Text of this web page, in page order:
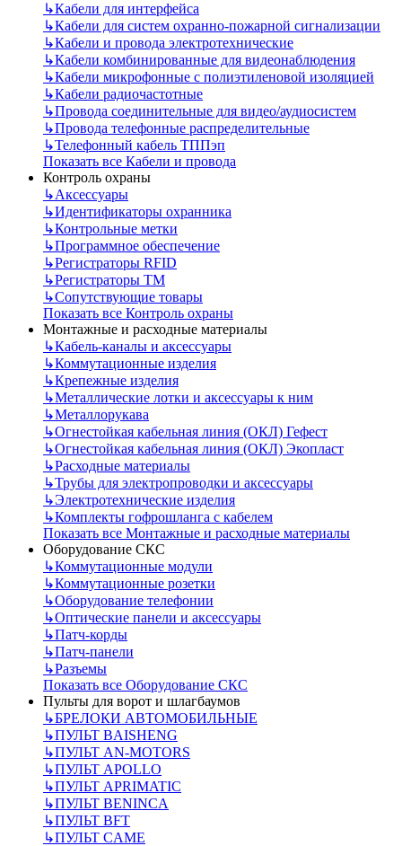
↳Кабели для интерфейса
↳Кабели для систем охранно-пожарной сигнализации
↳Кабели и провода электротехнические
↳Кабели комбинированные для видеонаблюдения
↳Кабели микрофонные с полиэтиленовой изоляцией
↳Кабели радиочастотные
↳Провода соединительные для видео/аудиосистем
↳Провода телефонные распределительные
↳Телефонный кабель ТППэп
Показать все Кабели и провода
Контроль охраны
↳Аксессуары
↳Идентификаторы охранника
↳Контрольные метки
↳Программное обеспечение
↳Регистраторы RFID
↳Регистраторы ТМ
↳Сопутствующие товары
Показать все Контроль охраны
Монтажные и расходные материалы
↳Кабель-каналы и аксессуары
↳Коммутационные изделия
↳Крепежные изделия
↳Металлические лотки и аксессуары к ним
↳Металлорукава
↳Огнестойкая кабельная линия (ОКЛ) Гефест
↳Огнестойкая кабельная линия (ОКЛ) Экопласт
↳Расходные материалы
↳Трубы для электропроводки и аксессуары
↳Электротехнические изделия
↳Комплекты гофрошланга с кабелем
Показать все Монтажные и расходные материалы
Оборудование СКС
↳Коммутационные модули
↳Коммутационные розетки
↳Оборудование телефонии
↳Оптические панели и аксессуары
↳Патч-корды
↳Патч-панели
↳Разъемы
Показать все Оборудование СКС
Пульты для ворот и шлагбаумов
↳БРЕЛОКИ АВТОМОБИЛЬНЫЕ
↳ПУЛЬТ BAISHENG
↳ПУЛЬТ AN-MOTORS
↳ПУЛЬТ APOLLO
↳ПУЛЬТ APRIMATIC
↳ПУЛЬТ BENINCA
↳ПУЛЬТ BFT
↳ПУЛЬТ CAME